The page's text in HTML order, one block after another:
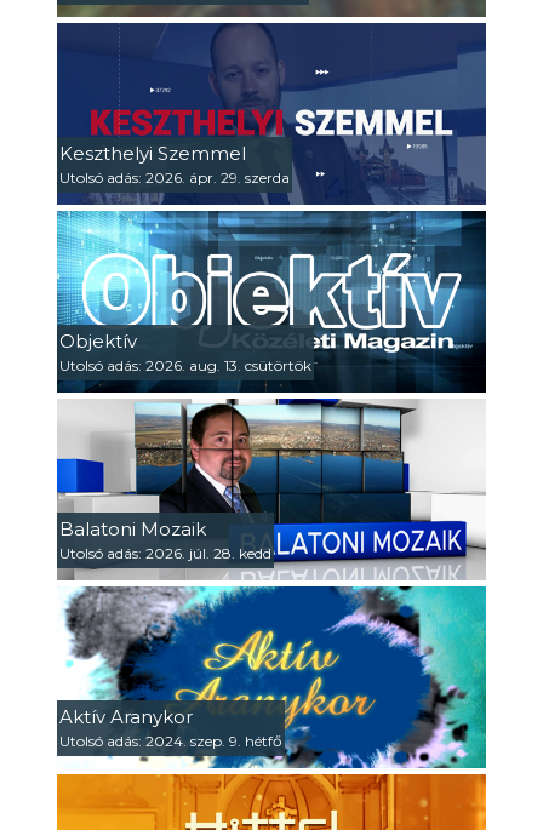
Keszthelyi Szemmel
Utolsó adás: 2026. ápr. 29. szerda
Objektív
Utolsó adás: 2026. aug. 13. csütörtök
Balatoni Mozaik
Utolsó adás: 2026. júl. 28. kedd
Aktív Aranykor
Utolsó adás: 2024. szep. 9. hétfő